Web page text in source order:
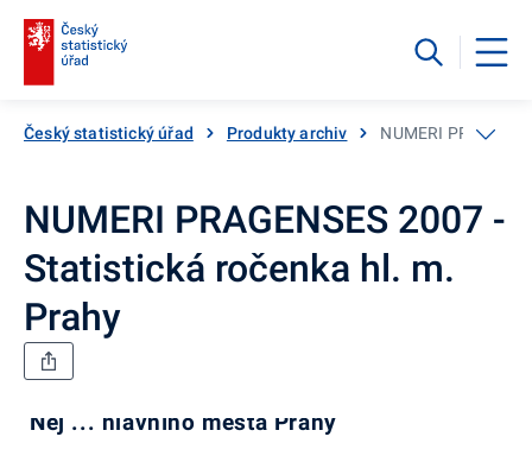
Český statistický úřad Produkty archiv NUMERI
NUMERI PRAGENSES 2007 -
Statistická ročenka hl. m.
Prahy
Nej ... hlavního města Prahy